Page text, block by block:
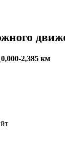
2,385 км